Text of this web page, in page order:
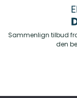
Sammenlign tilbud
den